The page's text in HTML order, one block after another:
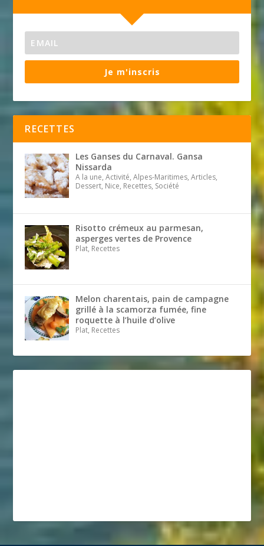
Je m'inscris
RECETTES
Les Ganses du Carnaval. Gansa
Nissarda
A la une, Activité, Alpes-Maritimes, Articles,
Dessert, Nice, Recettes, Société
Risotto crémeux au parmesan,
asperges vertes de Provence
Plat, Recettes
Melon charentais, pain de campagne
grillé à la scamorza fumée, fine
roquette à l’huile d’olive
Plat, Recettes